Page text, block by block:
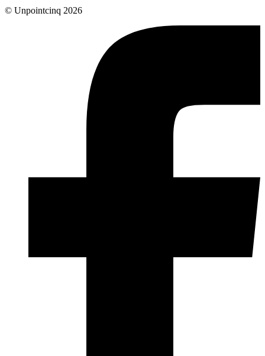
© Unpointcinq 2026